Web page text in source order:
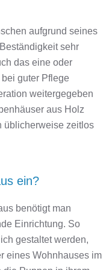
aufgrund seines
sehr
das eine oder
guter Pflege
weitergegeben
aus Holz
üblicherweise zeitlos
ein?
benötigt man
Einrichtung. So
gestaltet werden,
eines Wohnhauses im